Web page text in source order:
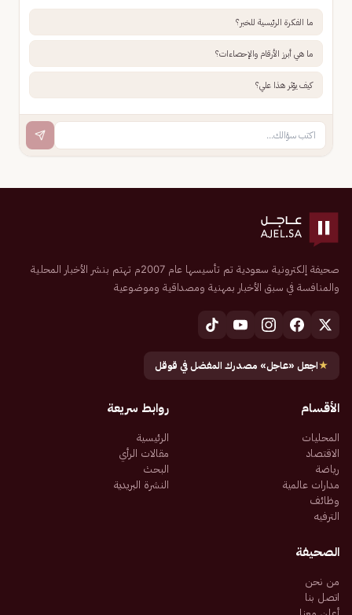
ما الفكرة الرئيسية للخبر؟
ما هي أبرز الأرقام والإحصاءات؟
كيف يؤثر هذا علي؟
صحيفة إلكترونية سعودية تم تأسيسها عام 2007م تهتم بنشر الأخبار المحلية
والمنافسة في سبق الأخبار بمهنية ومصداقية وموضوعية
★اجعل «عاجل» مصدرك المفضل في قوقل
الأقسام
المحليات
الاقتصاد
رياضة
مدارات عالمية
وظائف
الترفيه
روابط سريعة
الرئيسية
مقالات الرأي
البحث
النشرة البريدية
الصحيفة
من نحن
اتصل بنا